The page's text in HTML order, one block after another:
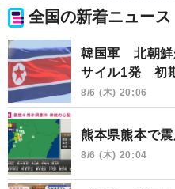
全国の新着ニュース
韓国軍 北朝鮮
サイル1発 初
8/6 (木) 20:06
熊本県熊本で
8/6 (木) 20:04